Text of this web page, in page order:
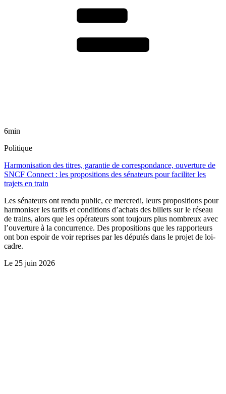
6min
Politique
Harmonisation des titres, garantie de correspondance, ouverture de
SNCF Connect : les propositions des sénateurs pour faciliter les
trajets en train
Les sénateurs ont rendu public, ce mercredi, leurs propositions pour
harmoniser les tarifs et conditions d’achats des billets sur le réseau
de trains, alors que les opérateurs sont toujours plus nombreux avec
l’ouverture à la concurrence. Des propositions que les rapporteurs
ont bon espoir de voir reprises par les députés dans le projet de loi-
cadre.
Le 25 juin 2026